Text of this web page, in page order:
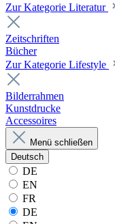
Zur Kategorie Literatur
Zeitschriften
Bücher
Zur Kategorie Lifestyle
Bilderrahmen
Kunstdrucke
Accessoires
Menü schließen
Deutsch
DE
EN
FR
DE